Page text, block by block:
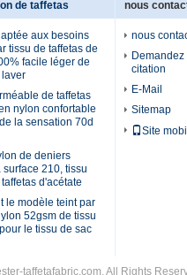
de taffetas
aux besoins
tissu de taffetas de
facile léger de
laver
de taffetas
nylon confortable
la sensation 70d
de deniers
surface 210, tissu
d'acétate
le modèle teint par
52gsm de tissu
le tissu de sac
nous
nous
Demandez
citation
E-Mail
Sitemap
Site
taffetafabric.com. All Rights